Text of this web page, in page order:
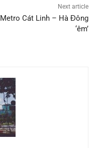
Next article
Metro Cát Linh – Hà Đông
‘êm’